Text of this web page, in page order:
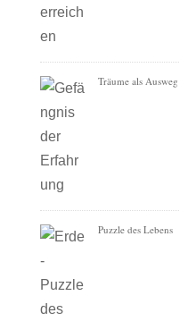
Träume als
Puzzle des Lebens